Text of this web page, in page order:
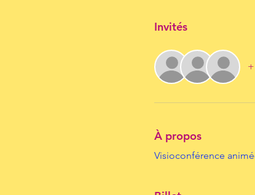
Invités
À propos
Visioconférence